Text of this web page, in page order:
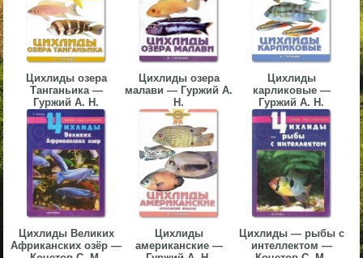
Цихлиды озера
Танганьика —
Гуржий А. Н.
Цихлиды озера
малави — Гуржий А.
Н.
Цихлиды
карликовые —
Гуржий А. Н.
Цихлиды Великих
Африканских озёр —
Цихлиды
американские —
Цихлиды — рыбы с
интеллектом —
▼
▼